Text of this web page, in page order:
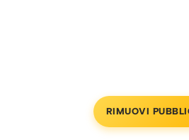
RIMUOVI